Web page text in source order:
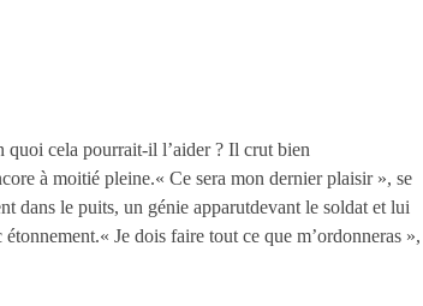
quoi cela pourrait-il l’aider ? Il crut bien
à moitié pleine.« Ce sera mon dernier plaisir », se
dans le puits, un génie apparutdevant le soldat et lui
Je dois faire tout ce que m’ordonneras »,